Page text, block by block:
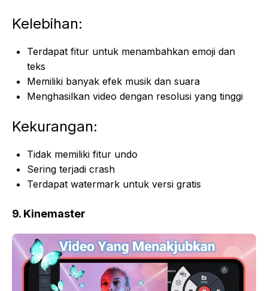
Kelebihan:
Terdapat fitur untuk menambahkan emoji dan
teks
Memiliki banyak efek musik dan suara
Menghasilkan video dengan resolusi yang tinggi
Kekurangan:
Tidak memiliki fitur undo
Sering terjadi crash
Terdapat watermark untuk versi gratis
9. Kinemaster